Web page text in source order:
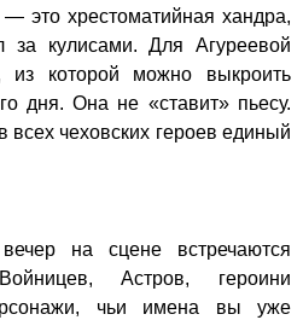
это хрестоматийная хандра,
кулисами. Для Агуреевой
которой можно выкроить
дня. Она не «ставит» пьесу.
всех чеховских героев единый
на сцене встречаются
Астров, героини
чьи имена вы уже